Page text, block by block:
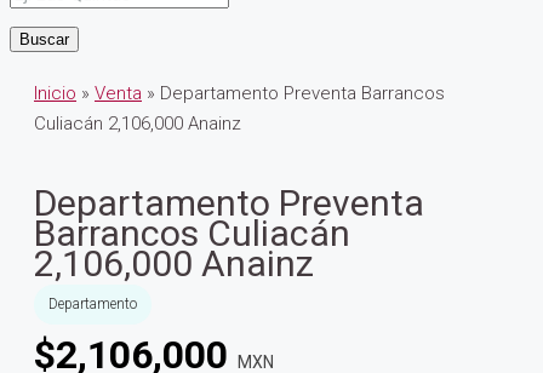
Buscar
Inicio » Venta » Departamento Preventa Barrancos
Culiacán 2,106,000 Anainz
Departamento Preventa
Barrancos Culiacán
2,106,000 Anainz
Departamento
$2,106,000 MXN